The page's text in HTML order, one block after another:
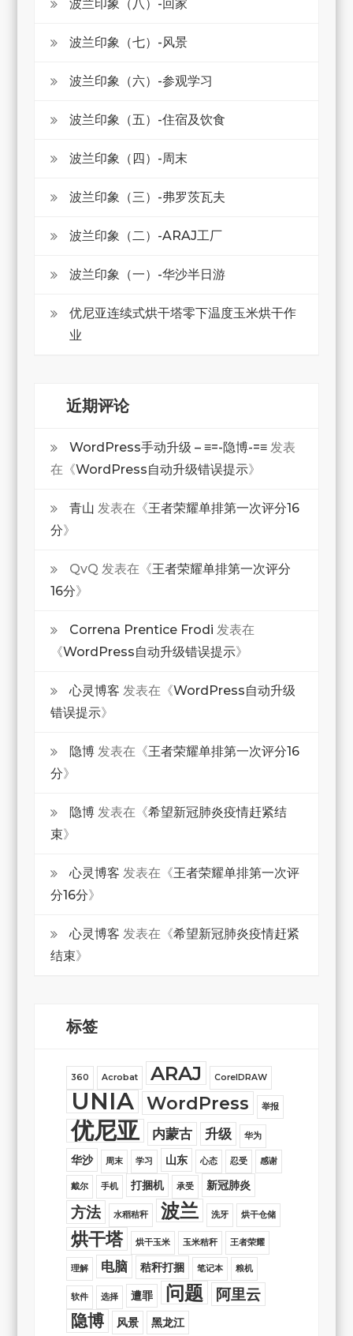
波兰印象（八）-回家
波兰印象（七）-风景
波兰印象（六）-参观学习
波兰印象（五）-住宿及饮食
波兰印象（四）-周末
波兰印象（三）-弗罗茨瓦夫
波兰印象（二）-ARAJ工厂
波兰印象（一）-华沙半日游
优尼亚连续式烘干塔零下温度玉米烘干作
业
近期评论
WordPress手动升级 – ≡=-隐博-=≡发表
在《WordPress自动升级错误提示》
青山 发表在《王者荣耀单排第一次评分16
分》
QvQ 发表在《王者荣耀单排第一次评分
16分》
Correna Prentice Frodi 发表在
《WordPress自动升级错误提示》
心灵博客 发表在《WordPress自动升级
错误提示》
隐博发表在《王者荣耀单排第一次评分16
分》
隐博发表在《希望新冠肺炎疫情赶紧结
束》
心灵博客 发表在《王者荣耀单排第一次评
分16分》
心灵博客 发表在《希望新冠肺炎疫情赶紧
结束》
标签
360 Acrobat ARAJ CorelDRAW
UNIA WordPress 举报
优尼亚 内蒙古 升级 华为
华沙 周末 学习 山东 心态 忍受 感谢
戴尔 手机 打捆机 承受 新冠肺炎
方法 水稻秸秆 波兰 洗牙 烘干仓储
烘干塔 烘干玉米 玉米秸秆 王者荣耀
理解 电脑 秸秆打捆 笔记本 粮机
软件 选择 遭罪 问题 阿里云
隐博 风景 黑龙江